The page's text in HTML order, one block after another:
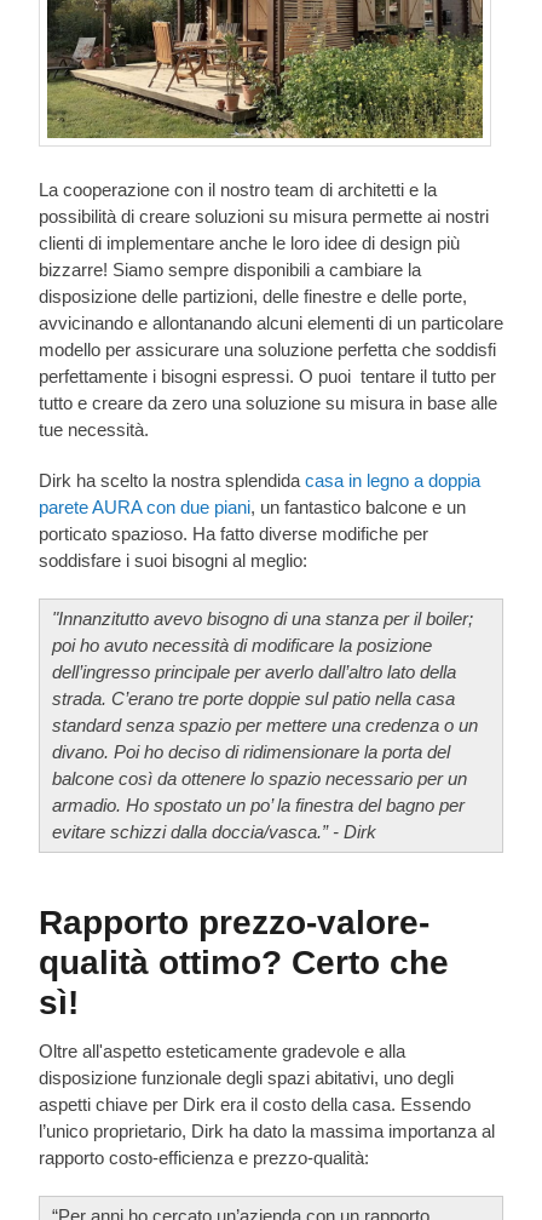
La cooperazione con il nostro team di architetti e la
possibilità di creare soluzioni su misura permette ai nostri
clienti di implementare anche le loro idee di design più
bizzarre! Siamo sempre disponibili a cambiare la
disposizione delle partizioni, delle finestre e delle porte,
avvicinando e allontanando alcuni elementi di un particolare
modello per assicurare una soluzione perfetta che soddisfi
perfettamente i bisogni espressi. O puoi tentare il tutto per
tutto e creare da zero una soluzione su misura in base alle
tue necessità.
Dirk ha scelto la nostra splendida casa in legno a doppia
parete AURA con due piani, un fantastico balcone e un
porticato spazioso. Ha fatto diverse modifiche per
soddisfare i suoi bisogni al meglio:
"Innanzitutto avevo bisogno di una stanza per il boiler;
poi ho avuto necessità di modificare la posizione
dell’ingresso principale per averlo dall’altro lato della
strada. C’erano tre porte doppie sul patio nella casa
standard senza spazio per mettere una credenza o un
divano. Poi ho deciso di ridimensionare la porta del
balcone così da ottenere lo spazio necessario per un
armadio. Ho spostato un po’ la finestra del bagno per
evitare schizzi dalla doccia/vasca.” - Dirk
Rapporto prezzo-valore-
qualità ottimo? Certo che
sì!
Oltre all'aspetto esteticamente gradevole e alla
disposizione funzionale degli spazi abitativi, uno degli
aspetti chiave per Dirk era il costo della casa. Essendo
l’unico proprietario, Dirk ha dato la massima importanza al
rapporto costo-efficienza e prezzo-qualità:
“Per anni ho cercato un’azienda con un rapporto